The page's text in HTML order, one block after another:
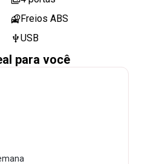
Freios ABS
USB
para você